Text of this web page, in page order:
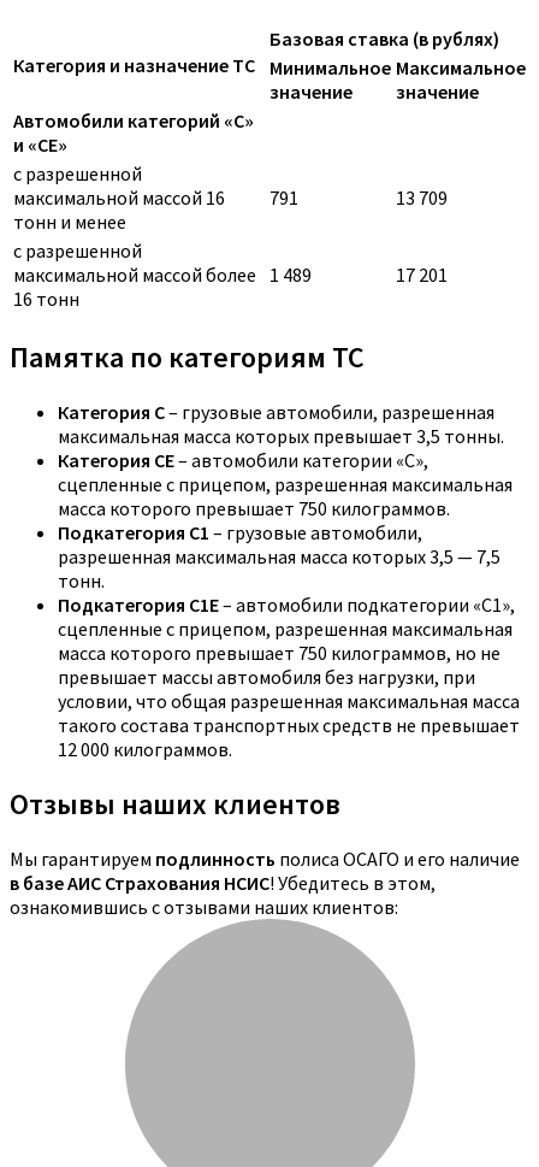
Категория и назначение ТС
Базовая ставка (в рублях)
Минимальное
значение
Максимальное
значение
Автомобили категорий «C»
и «CE»
с разрешенной
максимальной массой 16
тонн и менее
791 13 709
с разрешенной
максимальной массой более
16 тонн
1 489 17 201
Памятка по категориям ТС
Категория C– грузовые автомобили, разрешенная
максимальная масса которых превышает 3,5 тонны.
Категория CE– автомобили категории «С»,
сцепленные с прицепом, разрешенная максимальная
масса которого превышает 750 килограммов.
Подкатегория C1 – грузовые автомобили,
разрешенная максимальная масса которых 3,5 — 7,5
тонн.
Подкатегория C1E– автомобили подкатегории «С1»,
сцепленные с прицепом, разрешенная максимальная
масса которого превышает 750 килограммов, но не
превышает массы автомобиля без нагрузки, при
условии, что общая разрешенная максимальная масса
такого состава транспортных средств не превышает
12 000 килограммов.
Отзывы наших клиентов
Мы гарантируем подлинность полиса ОСАГО и его наличие
в базе АИС Страхования НСИС! Убедитесь в этом,
ознакомившись с отзывами наших клиентов: